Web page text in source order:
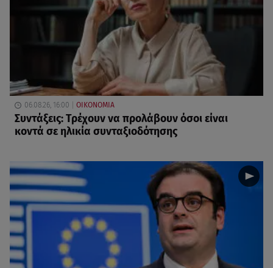
06.08.26, 16:00 ΟΙΚΟΝΟΜΙΑ
Συντάξεις: Τρέχουν να προλάβουν όσοι είναι
κοντά σε ηλικία συνταξιοδότησης